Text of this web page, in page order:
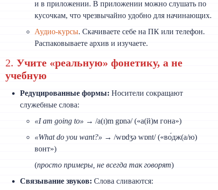
и в приложении. В приложении можно слушать по
кусочкам, что чрезвычайно удобно для начинающих.
Аудио-курсы. Скачиваете себе на ПК или телефон.
Распаковываете архив и изучаете.
2.Учите «реальную» фонетику, а не
учебную
Редуцированные формы: Носители сокращают
служебные слова:
«I am going to» → /a(ɪ)m gɒnə/ («а(й)м гона»)
«What do you want?» → /wɒdʒə wɒnt/ («во́дж(а/ю)
вонт»)
(просто примеры, не всегда так говорят)
Связывание звуков: Слова сливаются: